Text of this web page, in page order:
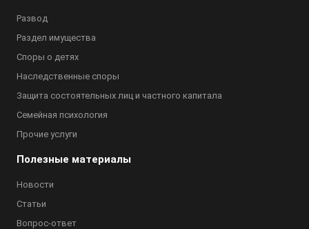
Развод
Раздел имущества
Споры о детях
Наследственные споры
Защита состоятельных лиц и частного капитала
Семейная психология
Прочие услуги
Полезные материалы
Новости
Статьи
Вопрос-ответ